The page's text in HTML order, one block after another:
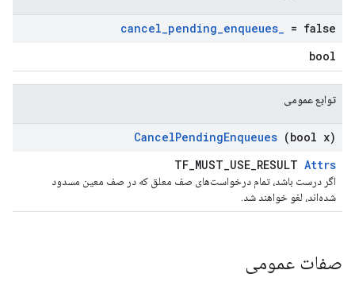
cancel_pending_enqueues_ = false
bool
توابع عمومی
CancelPendingEnqueues (bool x)
TF_MUST_USE_RESULT Attrs
اگر درست باشد، تمام درخواست‌های صف معلق که در صف معین مسدود
شده‌اند، لغو خواهند شد.
صفات عمومی